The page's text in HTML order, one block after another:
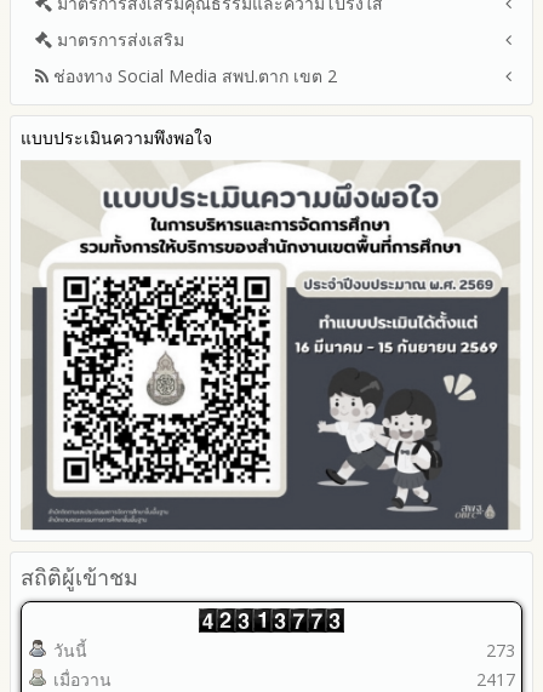
ปีงบประมาณ 2566
รายงานผลการดำเนินงานประจำปี
รายงานผลปี 2568
รายงานผลปี 2567
รายงานผลปี 2566
รายงานผลปี 2565
รายงานผลปี 2564
คู่มือหรือแนวทางการปฏิบัติงานของเจ้าหน้าที่
คู่มือหรือแนวทางการขอรับบริการสำหรับผู้รับบริการหรือผู้มา
ติดต่อ
ระบบการให้บริการผ่านช่องทางออนไลน์ (E-Service)
My Office
My School
SL-WEB
BRSS
ACC Tak2
ข้อมูลสถิติการให้บริการ
ปีงบประมาณ
ประมวลจริยธรรมและการขับเคลื่อนจริยธรรม
ข้อมูลสถิติเรื่องร้องเรียนการทุจริตและประพฤติมิชอบ ประจำ
ปีงบประมาณ
การเปิดโอกาสให้มีส่วนร่วมในการดำเนินงานปีงบประมาณ
การขับเคลื่อนนโยบาย No Gift Policy จากการปฏิบัติหน้าที่ และ
การเสริมสร้างความรู้เกี่ยวกับหลักเกณฑ์การรับ ทรัพย์สินหรือประ
โปยชน์อื่นใดโดยธรรมจรรยาของเจ้าพนักงานของรัฐ
การประเมินความเสี่ยง ในสำนักงานเขตพื้นที่การศึกษา ประจำ
ปีงบประมาณ
รายงานผลการดำเนินการตามแผนบริหารจัดการความเสี่ยงการ
ทุจริตของสำนักงานเขตพื้นที่การศึกษา ประจำงบประมาณ
แผนปฏิบัติการป้องกันการทุจริตประจำปีงบประมาณ
2569
2568
2567
2566
2565
2564
รายงานผลการดำเนินการป้องกันการทุจริตประจำปี
2568
2567
2566
2565
2564
2563
รายงานการกำกับติดตาม
มาตรการส่งเสริมคุณธรรมและความโปร่งใสภายใน สพท.
การนำผลการประเมิน ITA ไปสู่การพัฒนาองค์กร
รายงานผลการดำเนินการเพื่อส่งเสริมคุณธรรมและความโปร่งใส
ภายใน สพท. ประจำปีงบประมาณ
มาตรการส่งเสริม
มาตรการเผยแพร่ข้อมูลต่อสาธารณะ
มาตรการส่งเสริมความโปร่งใสในการจัดซื้อจัดจ้าง
มาตราการจัดการเรื่องร้องเรียนการทุจริต
มาตรการป้องกันการรับสินบน
มาตรการป้องกันการขัดกันระหว่างผลประโยชน์ส่วนตนกับส่วนรวม
มาตรการตรวจสอบการใช้ดุลพินิจ
มาตราการให้ผู้มีส่วนได้ส่วนเสียมีส่วนร่วม
ช่องทาง Social Media สพป.ตาก เขต 2
Q&A / ชมเชย / เสนอแนะ
Facebook เพจ สพป.ตาก 2
Youtube ช่อง สพป.ตาก เขต 2
Youtube เรื่องเล่าข่าวตาก 2
แบบประเมินความพึงพอใจ
สถิติผู้เข้าชม
วันนี้
เมื่อวาน
273
2417